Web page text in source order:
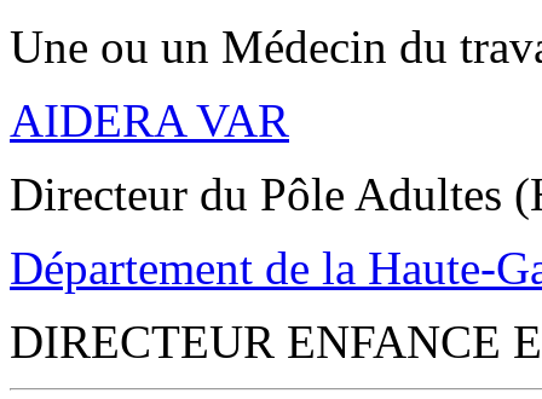
Une ou un Médecin du
AIDERA VAR
Directeur du Pôle Adultes
Département de la Haute-
DIRECTEUR ENFANCE